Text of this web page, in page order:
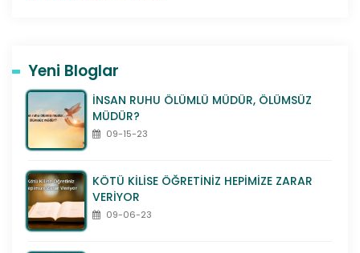
Yeni Bloglar
İNSAN RUHU ÖLÜMLÜ MÜDÜR, ÖLÜMSÜZ
MÜDÜR?
09-15-23
KÖTÜ KİLİSE ÖĞRETİNİZ HEPİMİZE ZARAR
VERİYOR
09-06-23